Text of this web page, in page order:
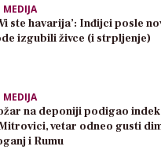
MEDIJA
ste havarija’: Inđijci posle
izgubili živce (i strpljenje)
MEDIJA
na deponiji podigao
vetar odneo gusti
i Rumu